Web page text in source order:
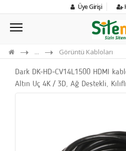
Üye Girişi
... Görüntü Kabloları
Dark DK-HD-CV14L1500 HDMI
Altın Uç 4K / 3D, Ağ Destekli,